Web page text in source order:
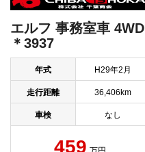
エルフ 事務室車 4WD
＊3937
年式 H29年2月
走行距離 36,406km
車検 なし
459